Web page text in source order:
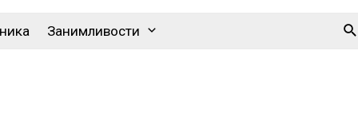
Занимливости